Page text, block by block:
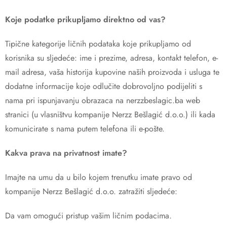
Koje podatke prikupljamo direktno od vas?
Tipične kategorije ličnih podataka koje prikupljamo od
korisnika su sljedeće: ime i prezime, adresa, kontakt telefon, e-
mail adresa, vaša historija kupovine naših proizvoda i usluga te
dodatne informacije koje odlučite dobrovoljno podijeliti s
nama pri ispunjavanju obrazaca na nerzzbeslagic.ba web
stranici (u vlasništvu kompanije Nerzz Bešlagić d.o.o.) ili kada
komunicirate s nama putem telefona ili e-pošte.
Kakva prava na privatnost imate?
Imajte na umu da u bilo kojem trenutku imate pravo od
kompanije Nerzz Bešlagić d.o.o. zatražiti sljedeće:
Da vam omogući pristup vašim ličnim podacima.